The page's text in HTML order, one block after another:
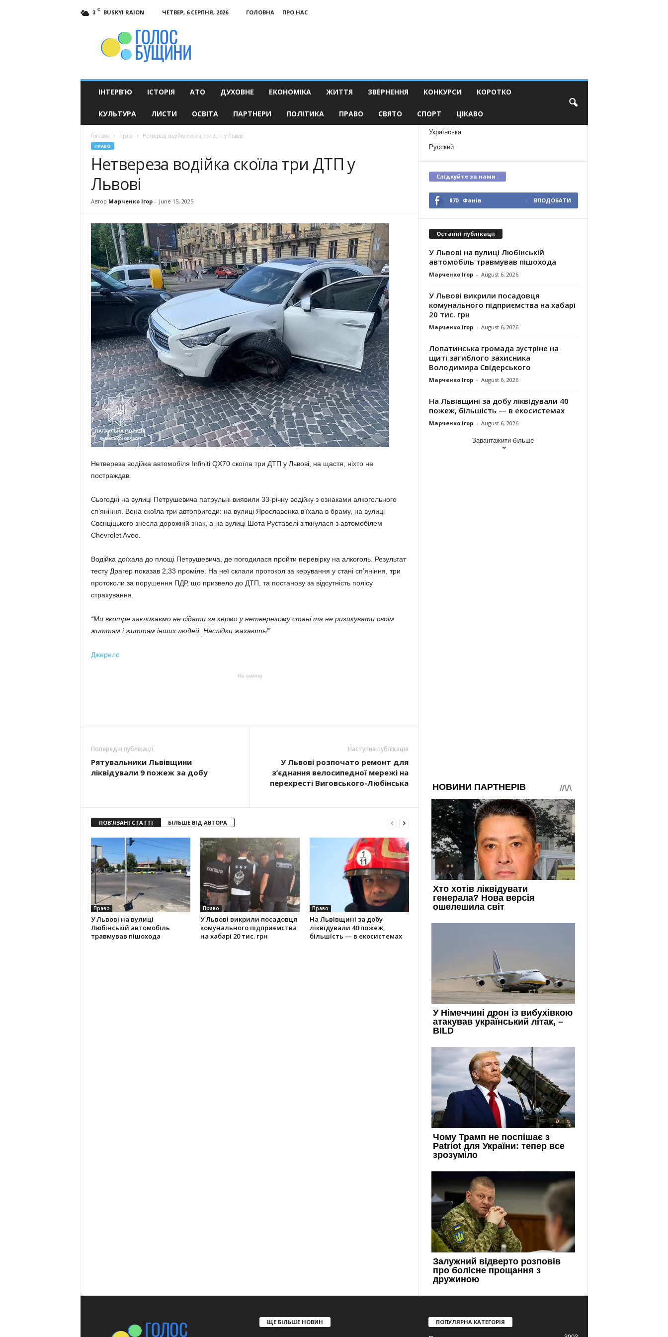
3 C BUSKYI RAION ЧЕТВЕР, 6 СЕРПНЯ, 2026 ГОЛОВНА
ПРО НАС
ІНТЕРВ’Ю ІСТОРІЯ АТО ДУХОВНЕ ЕКОНОМІКА ЖИТТЯ ЗВЕРНЕННЯ КОНКУРСИ КОРОТКО
КУЛЬТУРА ЛИСТИ ОСВІТА ПАРТНЕРИ ПОЛІТИКА ПРАВО СВЯТО СПОРТ ЦІКАВО
Головна Право Нетвереза водійка скоїла три ДТП у Львові
ПРАВО
Нетвереза водійка скоїла три ДТП у
Львові
Автор Марченко Ігор- June 15, 2025
Нетвереза водійка автомобіля Infiniti QX70 скоїла три ДТП у Львові, на щастя, ніхто не
постраждав.
Сьогодні на вулиці Петрушевича патрульні виявили 33-річну водійку з ознаками алкогольного
сп’яніння. Вона скоїла три автопригоди: на вулиці Ярославенка в’їхала в браму, на вулиці
Свєнціцького знесла дорожній знак, а на вулиці Шота Руставелі зіткнулася з автомобілем
Chevrolet Aveo.
Водійка доїхала до площі Петрушевича, де погодилася пройти перевірку на алкоголь. Результат
тесту Драгер показав 2,33 проміле. На неї склали протокол за керування у стані сп’яніння, три
протоколи за порушення ПДР, що призвело до ДТП, та постанову за відсутність полісу
страхування.
“Ми вкотре закликаємо не сідати за кермо у нетверезому стані та не ризикувати своїм
життям і життям інших людей. Наслідки жахають!”
Джерело
На замітку
Попередні публікації
Рятувальники Львівщини
ліквідували 9 пожеж за добу
Наступна публікація
У Львові розпочато ремонт для
з’єднання велосипедної мережі на
перехресті Виговського-Любінська
ПОВ'ЯЗАНІ СТАТТІ БІЛЬШЕ ВІД АВТОРА
Право
У Львові на вулиці
Любінській автомобіль
травмував пішохода
Право
У Львові викрили посадовця
комунального підприємства
на хабарі 20 тис. грн
Право
На Львівщині за добу
ліквідували 40 пожеж,
більшість — в екосистемах
Українська
Русский
Слідкуйте за нами :
870 Фанів ВПОДОБАТИ
Останні публікації
У Львові на вулиці Любінській
автомобіль травмував пішохода
Марченко Ігор - August 6, 2026
У Львові викрили посадовця
комунального підприємства на хабарі
20 тис. грн
Марченко Ігор - August 6, 2026
Лопатинська громада зустріне на
щиті загиблого захисника
Володимира Свідерського
Марченко Ігор - August 6, 2026
На Львівщині за добу ліквідували 40
пожеж, більшість — в екосистемах
Марченко Ігор - August 6, 2026
Завантажити більше
ЩЕ БІЛЬШЕ НОВИН ПОПУЛЯРНА КАТЕГОРІЯ